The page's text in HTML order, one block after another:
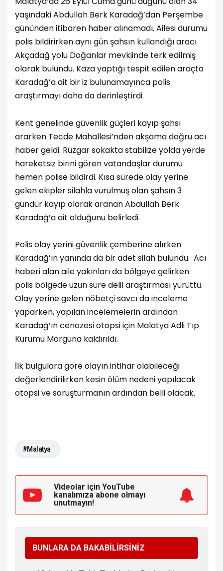
yaşındaki Abdullah Berk Karadağ’dan Perşembe
gününden itibaren haber alınamadı. Ailesi durumu
polis bildirirken aynı gün şahsın kullandığı aracı
Akçadağ yolu Doğanlar mevkiinde terk edilmiş
olarak bulundu. Kaza yaptığı tespit edilen araçta
Karadağ’a ait bir iz bulunamayınca polis
araştırmayı daha da derinleştirdi.
Kent genelinde güvenlik güçleri kayıp şahsı
ararken Tecde Mahallesi’nden akşama doğru acı
haber geldi. Rüzgar sokakta stabilize yolda yerde
hareketsiz birini gören vatandaşlar durumu
hemen polise bildirdi. Kısa sürede olay yerine
gelen ekipler silahla vurulmuş olan şahsın 3
gündür kayıp olarak aranan Abdullah Berk
Karadağ’a ait olduğunu belirledi.
Polis olay yerini güvenlik çemberine alırken
Karadağ’ın yanında da bir adet silah bulundu. Acı
haberi alan aile yakınları da bölgeye gelirken
polis bölgede uzun süre delil araştırması yürüttü.
Olay yerine gelen nöbetçi savcı da inceleme
yaparken, yapılan incelemelerin ardından
Karadağ’ın cenazesi otopsi için Malatya Adli Tıp
Kurumu Morguna kaldırıldı.
İlk bulgulara göre olayın intihar olabileceği
değerlendirilirken kesin ölüm nedeni yapılacak
otopsi ve soruşturmanın ardından belli olacak.
#Malatya
Videolar için YouTube
kanalımıza abone olmayı
unutmayın!
BUNLARA DA BAKABİLİRSİNİZ